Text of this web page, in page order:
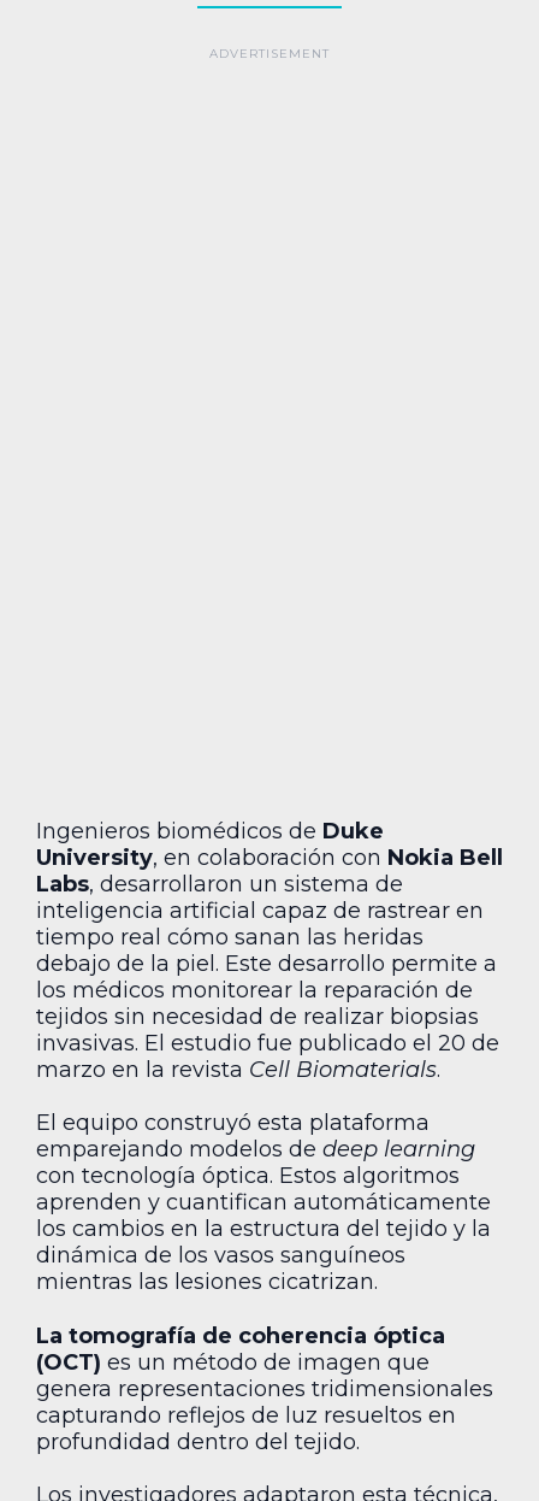
Ingenieros biomédicos de Duke
University, en colaboración con Nokia Bell
Labs, desarrollaron un sistema de
inteligencia artificial capaz de rastrear en
tiempo real cómo sanan las heridas
debajo de la piel. Este desarrollo permite a
los médicos monitorear la reparación de
tejidos sin necesidad de realizar biopsias
invasivas. El estudio fue publicado el 20 de
marzo en la revista Cell Biomaterials.
El equipo construyó esta plataforma
emparejando modelos de deep learning
con tecnología óptica. Estos algoritmos
aprenden y cuantifican automáticamente
los cambios en la estructura del tejido y la
dinámica de los vasos sanguíneos
mientras las lesiones cicatrizan.
La tomografía de coherencia óptica
(OCT) es un método de imagen que
genera representaciones tridimensionales
capturando reflejos de luz resueltos en
profundidad dentro del tejido.
Los investigadores adaptaron esta técnica,